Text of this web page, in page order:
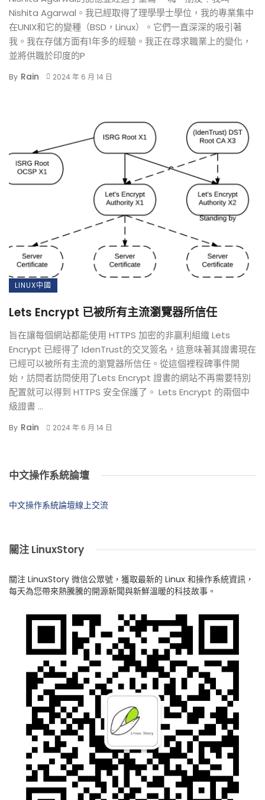
Nishita Agarwal。我已經取得了理學學士學位，我的專業集中
在UNIX和它的變種（BSD，Linux）。它們一直深深的吸引著
我。我在存儲方面有1年多的經驗。我正在尋求職業上的變化，
並將供職於印度的P
By Rain 2024 年 6 月 14 日
LINUX中國
Lets Encrypt 已被所有主流瀏覽器所信任
旨在讓每個網站都能使用 HTTPS 加密的非贏利組織 Lets
Encrypt 已經得了 IdenTrust的交叉簽名，這意味著其證書現在
已經可以被所有主流的瀏覽器所信任。從這個裡程碑事件開
始，訪問者訪問使用了Lets Encrypt 證書的網站不再需要特別
配置就可以得到 HTTPS 安全保護了。 Lets Encrypt 的兩個中
級證書 ...
By Rain 2024 年 6 月 14 日
中文操作系統論壇
中文操作系統論壇線上交流
關注 LinuxStory
關注 LinuxStory 微信公眾號，獲取最新的 Linux 和操作系統資訊，
每天為您帶來熱騰騰的開源新聞與新鮮溫暖的科技故事。